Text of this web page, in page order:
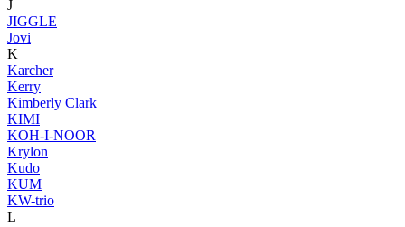
J
JIGGLE
Jovi
K
Karcher
Kerry
Kimberly Clark
KIMI
KOH-I-NOOR
Krylon
Kudo
KUM
KW-trio
L